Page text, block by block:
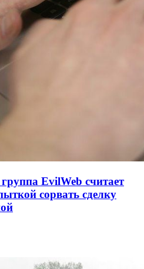
EvilWeb считает
сорвать сделку